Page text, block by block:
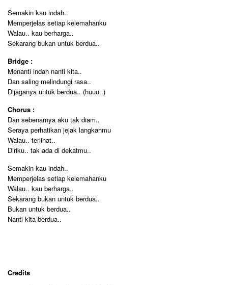
Semakin kau indah..
Memperjelas setiap kelemahanku
Walau.. kau berharga..
Sekarang bukan untuk berdua..
Bridge :
Menanti indah nanti kita..
Dan saling melindungi rasa..
Dijaganya untuk berdua.. (huuu..)
Chorus :
Dan sebenarnya aku tak diam..
Seraya perhatikan jejak langkahmu
Walau.. terlihat..
Diriku.. tak ada di dekatmu..
Semakin kau indah..
Memperjelas setiap kelemahanku
Walau.. kau berharga..
Sekarang bukan untuk berdua..
Bukan untuk berdua..
Nanti kita berdua..
Credits